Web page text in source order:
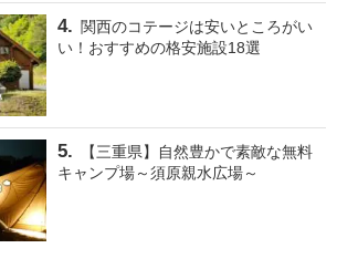
関西のコテージは安いところがい
い！おすすめの格安施設18選
【三重県】自然豊かで素敵な無料
キャンプ場～須原親水広場～